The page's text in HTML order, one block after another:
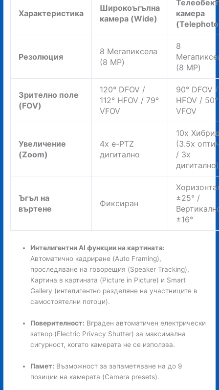
Характеристика
Широкоъгълна
камера (Wide)
камера
Резолюция
8 Мегапиксела
(8 MP)
8
(8 MP)
Зрително поле
(FOV)
120° DFOV /
112° HFOV / 79°
VFOV
90° DFOV
HFOV / 50°
VFOV
Увеличение
(Zoom)
4x e-PTZ
дигитално
10x
(3.5x
/ 3x
дигитално)
Ъгъл на
въртене
Фиксиран
±25° /
±16°
Интелигентни AI функции на картината:
Автоматично кадриране (Auto Framing),
проследяване на говорещия (Speaker Tracking),
Картина в картината (Picture in Picture) и Smart
Gallery (интелигентно разделяне на участниците в
самостоятелни потоци).
Поверителност: Вграден автоматичен електрически
затвор (Electric Privacy Shutter) за максимална
сигурност, когато камерата не се използва.
Памет: Възможност за запаметяване на до 9
позиции на камерата (Camera presets).